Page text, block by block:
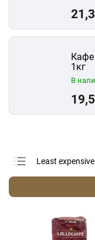
Кафе
1кг
В
Least expensive
Bestsellers
Alphabetically